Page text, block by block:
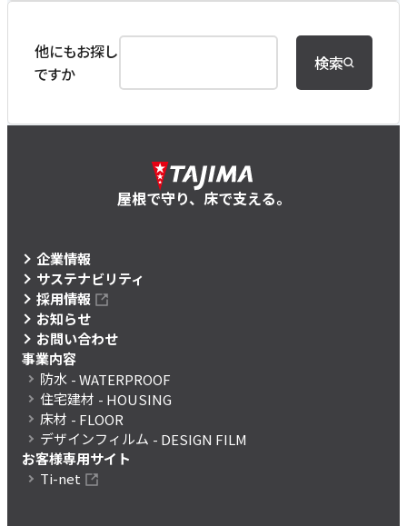
他にもお探し
ですか
検索
屋根で守り、床で支える。
企業情報
サステナビリティ
採用情報
お知らせ
お問い合わせ
事業内容
防水 - WATERPROOF
住宅建材 - HOUSING
床材 - FLOOR
デザインフィルム - DESIGN FILM
お客様専用サイト
Ti-net